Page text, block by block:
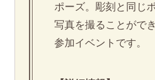
ポーズ。彫刻と同じ
写真を撮ることがで
参加イベントです。